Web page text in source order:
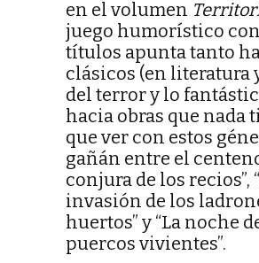
en el volumen
juego humorístico
títulos apunta tanto
clásicos (en literatura
del terror y lo
hacia obras que nada
que ver con estos
gañán entre el
conjura de los recios”,
invasión de los
huertos” y “La noche
puercos vivientes”.